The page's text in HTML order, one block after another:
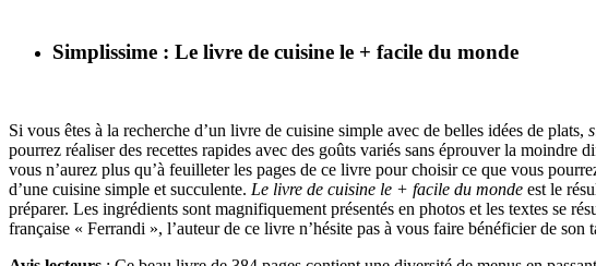
Simplissime : Le livre de cuisine le + facile du monde
Si vous êtes à la recherche d’un livre de cuisine simple avec de belles idées de plats,
pourrez réaliser des recettes rapides avec des goûts variés sans éprouver la
vous n’aurez plus qu’à feuilleter les pages de ce livre pour choisir ce que vous
d’une cuisine simple et succulente. Le livre de cuisine le + facile du monde est le
préparer. Les ingrédients sont magnifiquement présentés en photos et les textes se
française « Ferrandi », l’auteur de ce livre n’hésite pas à vous faire bénéficier de